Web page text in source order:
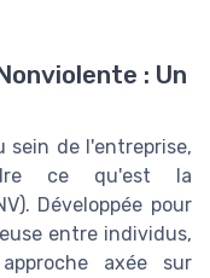
: Un
sein de l'entreprise,
ce qu'est la
Développée pour
entre individus,
axée sur